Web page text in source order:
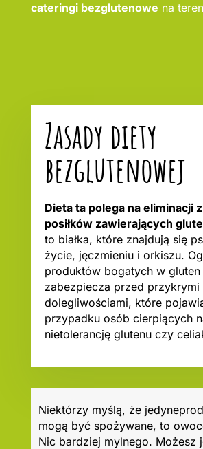
cateringi bezglutenowe na
Zasady diety
bezglutenowej
Dieta ta polega na eliminacji
posiłków zawierających
to białka, które znajdują się
życie, jęczmieniu i orkiszu.
produktów bogatych w gluten
zabezpiecza przed przykrymi
dolegliwościami, które
przypadku osób cierpiących
nietolerancję glutenu czy
Niektórzy myślą, że
mogą być spożywane, to
Nic bardziej mylnego. Możesz